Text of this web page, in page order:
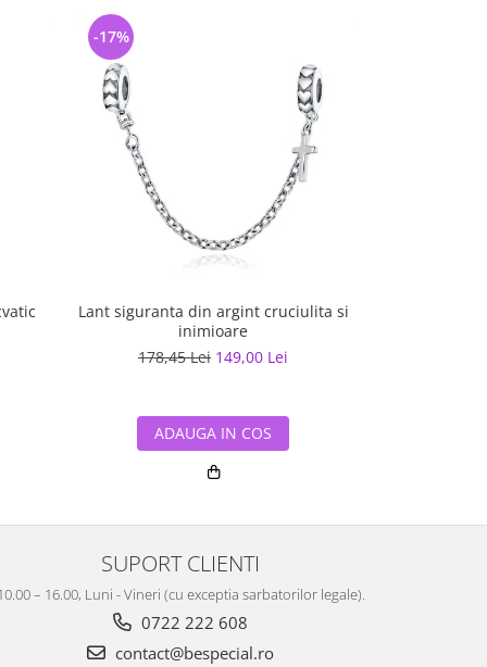
acvatic
Lant siguranta din argint cruciulita si
inimioare
178,45 Lei 149,00 Lei
-17%
ADAUGA IN COS
SUPORT CLIENTI
– 16.00, Luni - Vineri (cu exceptia sarbatorilor legale).
0722 222 608
contact@bespecial.ro